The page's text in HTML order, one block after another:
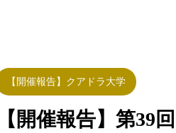
【開催報告】クアドラ大学
【開催報告】第39